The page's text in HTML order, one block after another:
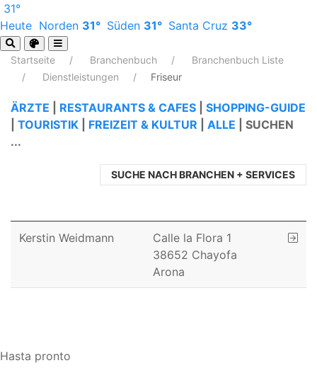
31°
Heute Norden 31° Süden 31° Santa Cruz 33°
Startseite Branchenbuch
Branchenbuch Liste
Dienstleistungen
Friseur
ÄRZTE RESTAURANTS & CAFES
SHOPPING-GUIDE
TOURISTIK FREIZEIT & KULTUR ALLE
SUCHEN
...
SUCHE NACH BRANCHEN + SERVICES
Kerstin Weidmann
Calle la Flora 1
38652 Chayofa
Arona
Hasta pronto